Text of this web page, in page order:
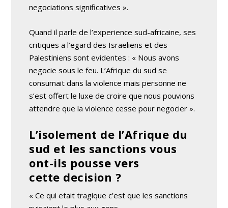
negociations significatives ».
Quand il parle de l’experience sud-africaine, ses
critiques a l’egard des Israeliens et des
Palestiniens sont evidentes : « Nous avons
negocie sous le feu. L’Afrique du sud se
consumait dans la violence mais personne ne
s’est offert le luxe de croire que nous pouvions
attendre que la violence cesse pour negocier ».
L’isolement de l’Afrique du
sud et les sanctions vous
ont-ils pousse vers
cette decision ?
« Ce qui etait tragique c’est que les sanctions